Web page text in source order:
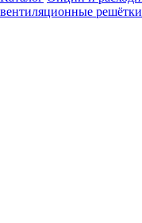
вентиляционные решётки